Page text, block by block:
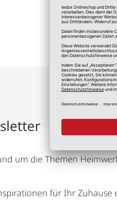
*Alle
um die Themen
für Ihr Zuhause